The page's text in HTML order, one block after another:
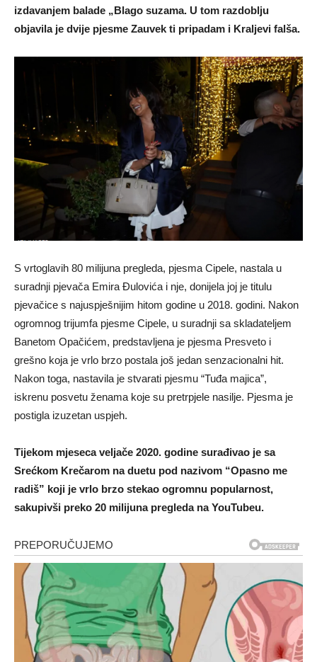
izdavanjem balade „Blago suzama. U tom razdoblju
objavila je dvije pjesme Zauvek ti pripadam i Kraljevi falša.
S vrtoglavih 80 milijuna pregleda, pjesma Cipele, nastala u
suradnji pjevača Emira Đulovića i nje, donijela joj je titulu
pjevačice s najuspješnijim hitom godine u 2018. godini. Nakon
ogromnog trijumfa pjesme Cipele, u suradnji sa skladateljem
Banetom Opačićem, predstavljena je pjesma Presveto i
grešno koja je vrlo brzo postala još jedan senzacionalni hit.
Nakon toga, nastavila je stvarati pjesmu “Tuđa majica”,
iskrenu posvetu ženama koje su pretrpjele nasilje. Pjesma je
postigla izuzetan uspjeh.
Tijekom mjeseca veljače 2020. godine surađivao je sa
Srećkom Krečarom na duetu pod nazivom “Opasno me
radiš” koji je vrlo brzo stekao ogromnu popularnost,
sakupivši preko 20 milijuna pregleda na YouTubeu.